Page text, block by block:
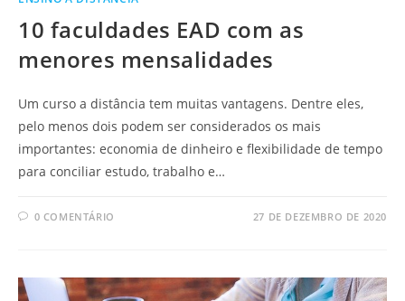
10 faculdades EAD com as
menores mensalidades
Um curso a distância tem muitas vantagens. Dentre eles,
pelo menos dois podem ser considerados os mais
importantes: economia de dinheiro e flexibilidade de tempo
para conciliar estudo, trabalho e…
0 COMENTÁRIO 27 DE DEZEMBRO DE 2020